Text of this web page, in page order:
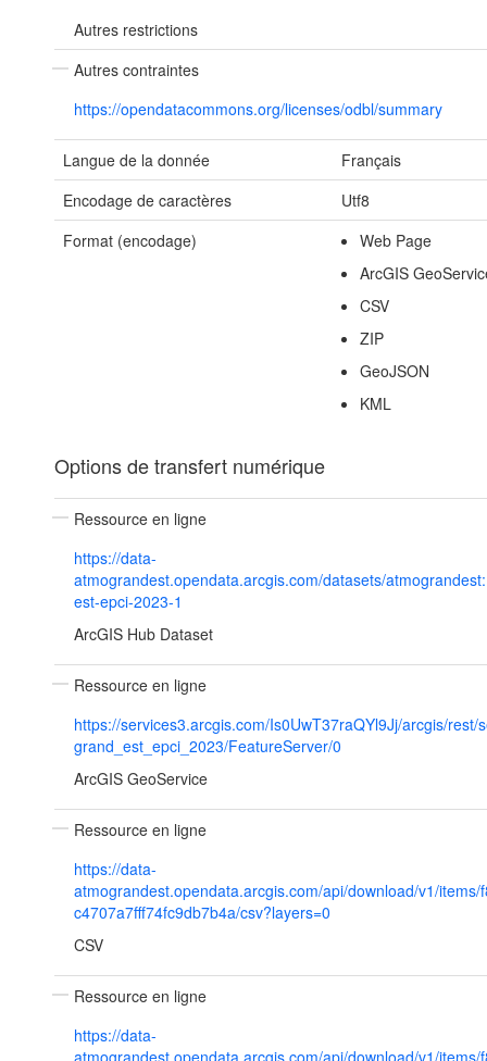
Autres restrictions
Autres contraintes
https://opendatacommons.org/licenses/odbl/summary
Langue de la donnée
Français
Encodage de caractères
Utf8
Format (encodage)
Web Page
ArcGIS
CSV
ZIP
GeoJSON
KML
Options de transfert numérique
Ressource en ligne
https://data-
atmograndest.opendata.arcgis.com/datasets/
est-epci-2023-1
ArcGIS Hub Dataset
Ressource en ligne
https://services3.arcgis.com/Is0UwT37raQYl9Jj/arcgis/rest/
grand_est_epci_2023/FeatureServer/0
ArcGIS GeoService
Ressource en ligne
https://data-
atmograndest.opendata.arcgis.com/api/download/v1/items/
c4707a7fff74fc9db7b4a/csv?layers=0
CSV
Ressource en ligne
https://data-
atmograndest.opendata.arcgis.com/api/download/v1/items/